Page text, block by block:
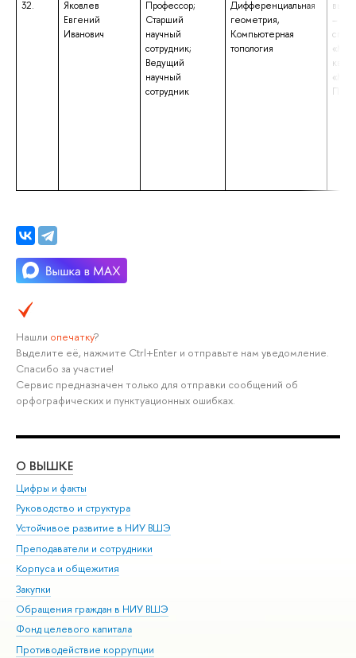
32.
Яковлев
Евгений
Иванович
Профессор;
Старший
научный
сотрудник;
Ведущий
научный
сотрудник
Дифференциальная
геометрия,
Компьютерная
топология
–
Нашли опечатку?
Выделите её, нажмите Ctrl+Enter и отправьте нам уведомление.
Спасибо за участие!
Сервис предназначен только для отправки сообщений об
орфографических и пунктуационных ошибках.
О ВЫШКЕ
Цифры и факты
Руководство и структура
Устойчивое развитие в НИУ ВШЭ
Преподаватели и сотрудники
Корпуса и общежития
Закупки
Обращения граждан в НИУ ВШЭ
Фонд целевого капитала
Противодействие коррупции